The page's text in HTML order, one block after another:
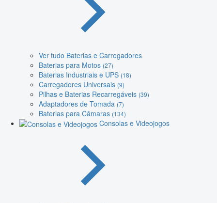
Ver tudo Baterias e Carregadores
Baterias para Motos (27)
Baterias Industriais e UPS (18)
Carregadores Universais (9)
Pilhas e Baterias Recarregáveis (39)
Adaptadores de Tomada (7)
Baterias para Câmaras (134)
Consolas e Videojogos